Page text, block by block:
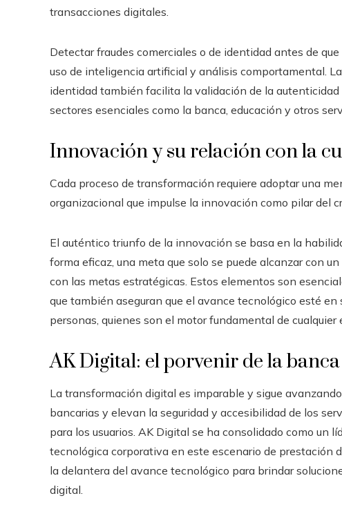
transacciones digitales.
Detectar fraudes comerciales o de identidad antes de
uso de inteligencia artificial y análisis comportamental.
identidad también facilita la validación de la
sectores esenciales como la banca, educación y otros
Innovación y su relación con la
Cada proceso de transformación requiere adoptar una
organizacional que impulse la innovación como pilar del
El auténtico triunfo de la innovación se basa en la
forma eficaz, una meta que solo se puede alcanzar con
con las metas estratégicas. Estos elementos son
que también aseguran que el avance tecnológico esté
personas, quienes son el motor fundamental de cualquier
AK Digital: el porvenir de la
La transformación digital es imparable y sigue
bancarias y elevan la seguridad y accesibilidad de los
para los usuarios. AK Digital se ha consolidado como un
tecnológica corporativa en este escenario de prestación
la delantera del avance tecnológico para brindar
digital.